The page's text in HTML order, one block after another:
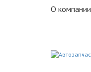
О компании